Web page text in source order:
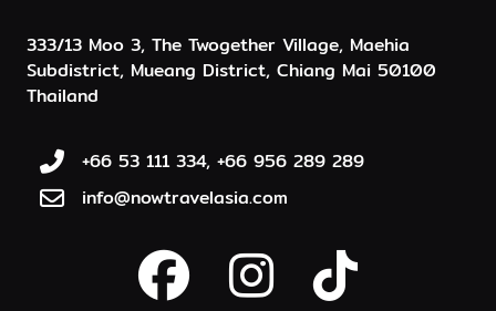
333/13 Moo 3, The Twogether Village, Maehia
Subdistrict, Mueang District, Chiang Mai 50100
Thailand
+66 53 111 334, +66 956 289 289
info@nowtravelasia.com